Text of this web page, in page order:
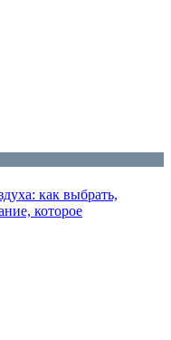
как выбрать,
которое